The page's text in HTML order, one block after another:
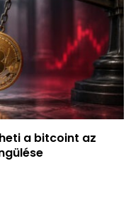
a bitcoint az